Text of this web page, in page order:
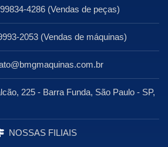
4286 (Vendas de peças)
2053 (Vendas de máquinas)
225 - Barra Funda, São Paulo - SP,
NOSSAS FILIAIS